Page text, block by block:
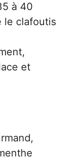
à 40
le clafoutis
et